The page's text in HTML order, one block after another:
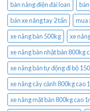
bàn nâng điện đài loan
bán xe nâng tay 2 tấn
mua
xe nâng bàn 500kg
xe
xe nâng bàn nhật bản 800kg
xe nâng bán tự động đi bộ
xe nâng cây cảnh 800kg cao
xe nâng mặt bàn 800kg cao